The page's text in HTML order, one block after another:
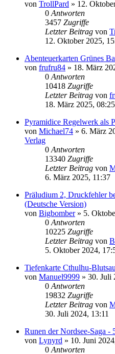
von TrollPard » 12.
0 Antworten
3457 Zugriffe
Letzter Beitrag von
12. Oktober 2025,
Abenteuerkarten Grünes
von frufru84 » 18. März
0 Antworten
10418 Zugriffe
Letzter Beitrag von
18. März 2025, 08:25
Pyramidice Regelwerk als
von Michael74 » 6. März
Verlag
0 Antworten
13340 Zugriffe
Letzter Beitrag von
6. März 2025, 11:37
Präludium 2, Druckfehler
(Deutsche Version)
von Bigbomber» 5.
0 Antworten
10225 Zugriffe
Letzter Beitrag von
5. Oktober 2024,
Tiefenkarte Cthulhu-
von Manuel9999 » 30. Juli
0 Antworten
19832 Zugriffe
Letzter Beitrag von
30. Juli 2024, 13:11
Runen der Nordsee-Saga -
von Lynyrd » 10. Juni
0 Antworten